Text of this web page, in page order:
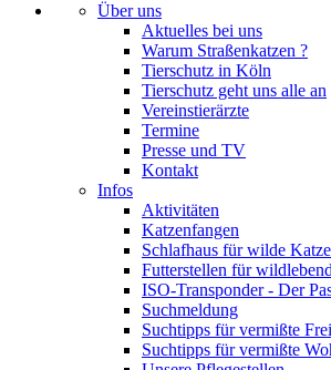
Über uns
Aktuelles bei uns
Warum Straßenkatzen ?
Tierschutz in Köln
Tierschutz geht uns alle an
Vereinstierärzte
Termine
Presse und TV
Kontakt
Infos
Aktivitäten
Katzenfangen
Schlafhaus für wilde
Futterstellen für
ISO-Transponder - Der
Suchmeldung
Suchtipps für vermißte
Suchtipps für vermißte